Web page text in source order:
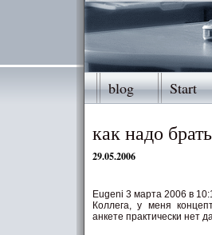
blog Start
как надо
29.05.2006
Eugeni 3 марта 2006 в
Коллега, у меня
анкете практически нет